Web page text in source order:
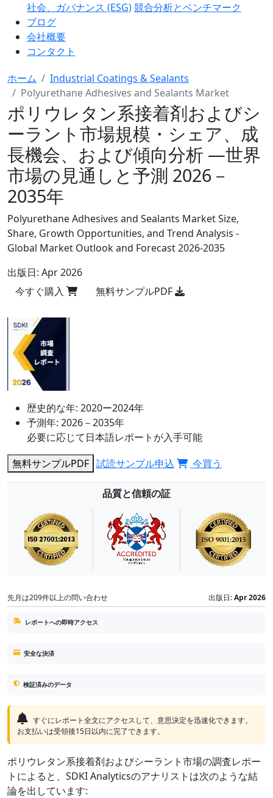
社会、ガバナンス (ESG)競合分析とベンチマーク
ブログ
会社概要
コンタクト
ホーム
Industrial Coatings & Sealants
Polyurethane Adhesives and Sealants Market
ポリウレタン系接着剤およびシ
ーラント市場規模・シェア、成
長機会、および傾向分析 ―世界
市場の見通しと予測 2026－
2035年
Polyurethane Adhesives and Sealants Market Size,
Share, Growth Opportunities, and Trend Analysis -
Global Market Outlook and Forecast 2026-2035
出版日: Apr 2026
今すぐ購入
無料サンプルPDF
歴史的な年: 2020ー2024年
予測年: 2026－2035年
必要に応じて日本語レポートが入手可能
無料サンプルPDF 試読サンプル申込 今買う
品質と信頼の証
先月は209件以上の問い合わせ 出版日:Apr 2026
レポートへの即時アクセス
安全な決済
検証済みのデータ
すぐにレポート全文にアクセスして、意思決定を迅速化できます。
お支払いは受領後15日以内に完了できます。
ポリウレタン系接着剤およびシーラント市場の調査レポー
トによると、SDKI Analyticsのアナリストは次のような結
論を出しています: